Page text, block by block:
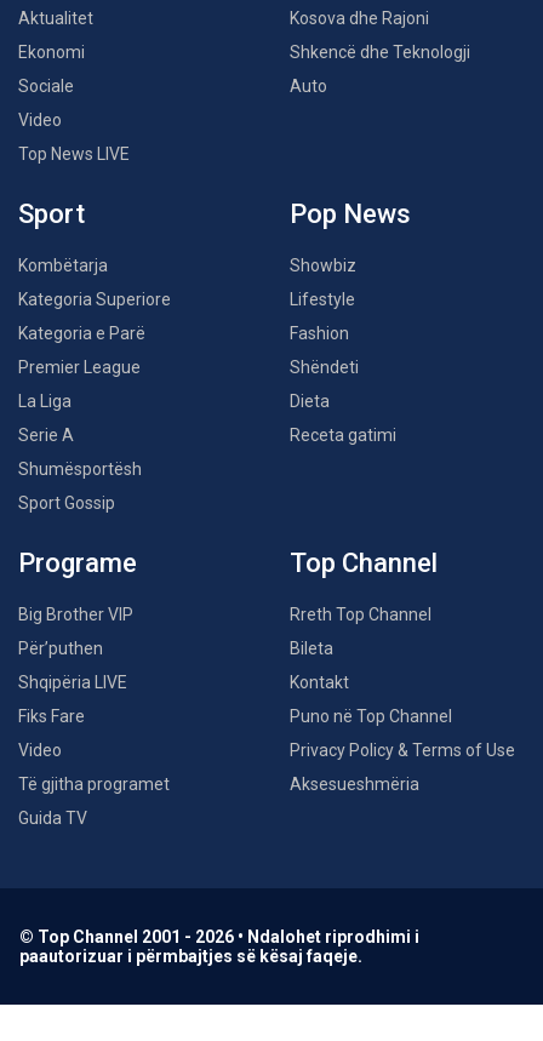
Aktualitet
Ekonomi
Sociale
Video
Top News LIVE
Kosova dhe Rajoni
Shkencë dhe Teknologji
Auto
Sport
Kombëtarja
Kategoria Superiore
Kategoria e Parë
Premier League
La Liga
Serie A
Shumësportësh
Sport Gossip
Pop News
Showbiz
Lifestyle
Fashion
Shëndeti
Dieta
Receta gatimi
Programe
Big Brother VIP
Për’puthen
Shqipëria LIVE
Fiks Fare
Video
Të gjitha programet
Guida TV
Top Channel
Rreth Top Channel
Bileta
Kontakt
Puno në Top Channel
Privacy Policy & Terms of Use
Aksesueshmëria
© Top Channel 2001 - 2026 • Ndalohet riprodhimi i
paautorizuar i përmbajtjes së kësaj faqeje.